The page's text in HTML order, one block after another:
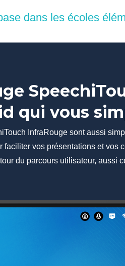
dans les écoles
qui vous
InfraRouge sont aussi
vos présentations et vos
du parcours utilisateur, aussi